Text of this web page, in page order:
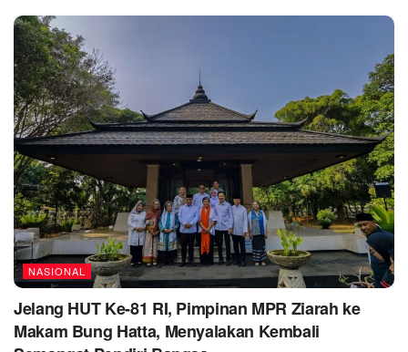
NASIONAL
Jelang HUT Ke-81 RI, Pimpinan MPR Ziarah ke
Makam Bung Hatta, Menyalakan Kembali